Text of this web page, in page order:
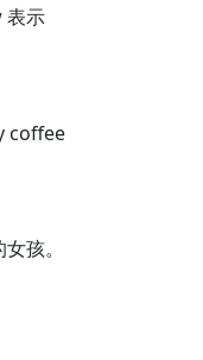
表示
coffee
孩。